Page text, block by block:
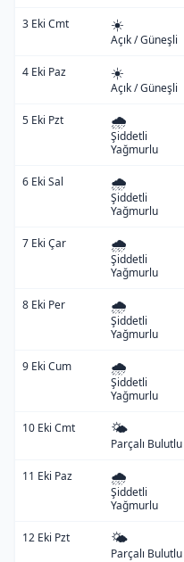
3 Eki Cmt ☀️
Açık / Güneşli
4 Eki Paz ☀️
Açık / Güneşli
5 Eki Pzt 🌧️
Şiddetli
Yağmurlu
6 Eki Sal 🌧️
Şiddetli
Yağmurlu
7 Eki Çar 🌧️
Şiddetli
Yağmurlu
8 Eki Per 🌧️
Şiddetli
Yağmurlu
9 Eki Cum 🌧️
Şiddetli
Yağmurlu
10 Eki Cmt 🌤️
Parçalı Bulutlu
11 Eki Paz 🌧️
Şiddetli
Yağmurlu
12 Eki Pzt 🌤️
Parçalı Bulutlu